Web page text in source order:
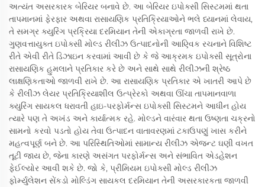
અત્યંત અસરકારક બેરિયર બનાવે છે. આ બેરિયર ઇપોક્સી સિસ્ટમમાં થતા
તાપમાનમાં ફેરફાર અથવા રાસાયણિક પ્રતિક્રિયાઓને ભલે ધ્યાનમાં લેવાય,
તે સમગ્ર ક્યુરિંગ પ્રક્રિયા દરમિયાન તેની એકાગ્રતા જાળવી રાખે છે.
ગુણવત્તાયુક્ત ઇપોક્સી મોલ્ડ રીલીઝ ઉત્પાદનોની આણ્વિક રચનાને વિશિષ્ટ
રીતે એવી રીતે ડિઝાઇન કરવામાં આવી છે કે જે આક્રમક ઇપોક્સી સૂત્રોના
રાસાયણિક હુમલાને પ્રતિકાર કરે છે અને સાથે સાથે રીલીઝની શ્રેષ્ઠ
લાક્ષણિકતાઓ જાળવી રાખે છે. આ રાસાયણિક પ્રતિકાર એ ખાતરી આપે છે
કે રીલીઝ લેયર પ્રતિક્રિયાશીલ ઉત્પ્રેરકો અથવા ઊંચા તાપમાનવાળા
ક્યુરિંગ સાયકલ ધરાવતી હાઇ-પરફોર્મન્સ ઇપોક્સી સિસ્ટમને આધીન હોય
ત્યારે પણ તે અખંડ અને કાર્યાત્મક રહે. મોલ્ડને વારંવાર થતા ઉષ્ણતા ચક્રનો
સામનો કરવો પડતો હોય તેવા ઉત્પાદન વાતાવરણમાં ટકાઉપણું ખાસ કરીને
મહત્વપૂર્ણ બને છે. આ પરિસ્થિતિઓમાં સામાન્ય રીલીઝ એજન્ટ ઘણી વખત
તૂટી જાય છે, જેના કારણે અસંગત પરફોર્મન્સ અને સંભાવિત એડહેશન
ફેઈલ્યોર આવી શકે છે. જો કે, પ્રીમિયમ ઇપોક્સી મોલ્ડ રીલીઝ
ફોર્મ્યુલેશન સેંકડો મોલ્ડિંગ સાયકલ દરમિયાન તેની અસરકારકતા જાળવી